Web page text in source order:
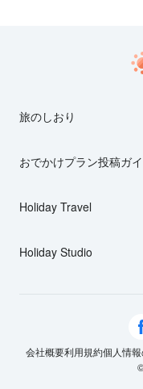
旅のしおり
おでかけプラン投稿ガ
Holiday Travel
Holiday Studio
会社概要利用規約個人情